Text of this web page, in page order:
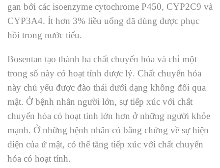
gan bởi các isoenzyme cytochrome P450, CYP2C9 và
CYP3A4. Ít hơn 3% liều uống đã dùng được phục
hồi trong nước tiểu.
Bosentan tạo thành ba chất chuyển hóa và chỉ một
trong số này có hoạt tính dược lý. Chất chuyển hóa
này chủ yếu được đào thải dưới dạng không đổi qua
mật. Ở bệnh nhân người lớn, sự tiếp xúc với chất
chuyển hóa có hoạt tính lớn hơn ở những người khỏe
mạnh. Ở những bệnh nhân có bằng chứng về sự hiện
diện của ứ mật, có thể tăng tiếp xúc với chất chuyển
hóa có hoạt tính.